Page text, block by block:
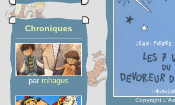
Chroniques
par rohagus
Copyright